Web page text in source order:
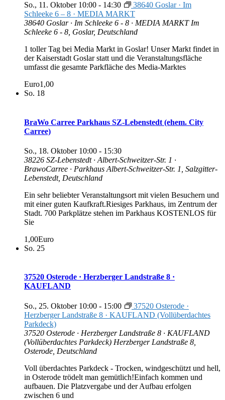
So., 11. Oktober 10:00 - 14:30
38640 Goslar · Im
Schleeke 6 – 8 · MEDIA MARKT
38640 Goslar · Im Schleeke 6 - 8 · MEDIA MARKTIm
Schleeke 6 - 8, Goslar, Deutschland
1 toller Tag bei Media Markt in Goslar! Unser Markt findet in
der Kaiserstadt Goslar statt und die Veranstaltungsfläche
umfasst die gesamte Parkfläche des Media-Marktes
Euro1,00
So. 18
BraWo Carree Parkhaus SZ-Lebenstedt (ehem. City
Carree)
So., 18. Oktober 10:00 - 15:30
38226 SZ-Lebenstedt · Albert-Schweitzer-Str. 1 ·
BrawoCarree · Parkhaus Albert-Schweitzer-Str. 1, Salzgitter-
Lebenstedt, Deutschland
Ein sehr beliebter Veranstaltungsort mit vielen Besuchern und
mit einer guten Kaufkraft.Riesiges Parkhaus, im Zentrum der
Stadt. 700 Parkplätze stehen im Parkhaus KOSTENLOS für
Sie
1,00Euro
So. 25
37520 Osterode · Herzberger Landstraße 8 ·
KAUFLAND
So., 25. Oktober 10:00 - 15:00
37520 Osterode ·
Herzberger Landstraße 8 · KAUFLAND (Vollüberdachtes
Parkdeck)
37520 Osterode · Herzberger Landstraße 8 · KAUFLAND
(Vollüberdachtes Parkdeck) Herzberger Landstraße 8,
Osterode, Deutschland
Voll überdachtes Parkdeck - Trocken, windgeschützt und hell,
in Osterode trödelt man gemütlich!Einfach kommen und
aufbauen. Die Platzvergabe und der Aufbau erfolgen
zwischen 6 und